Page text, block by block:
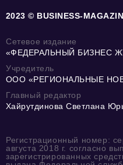
2023 © BUSINESS-
Сетевое издание
«ФЕДЕРАЛЬНЫЙ БИЗНЕС
Учредитель
ООО «РЕГИОНАЛЬНЫЕ
Главный редактор
Хайрутдинова Светлана
Регистрационный номер:
августа 2018 г. согласно
зарегистрированных